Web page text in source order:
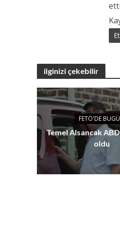
ilginizi çekebilir
FETÖ'DE
Temel Alsancak
oldu